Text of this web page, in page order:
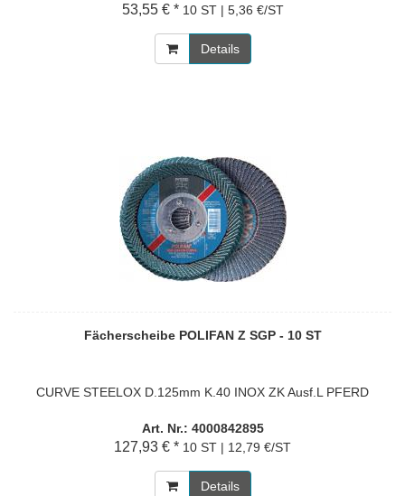
53,55 € * 10 ST | 5,36 €/ST
Details
Fächerscheibe POLIFAN Z SGP - 10 ST
CURVE STEELOX D.125mm K.40 INOX ZK Ausf.L PFERD
Art. Nr.: 4000842895
127,93 € * 10 ST | 12,79 €/ST
Details